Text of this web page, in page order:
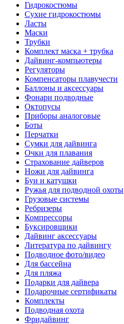
Гидрокостюмы
Сухие гидрокостюмы
Ласты
Маски
Трубки
Комплект маска + трубка
Дайвинг-компьютеры
Регуляторы
Компенсаторы плавучести
Баллоны и аксессуары
Фонари подводные
Октопусы
Приборы аналоговые
Боты
Перчатки
Сумки для дайвинга
Очки для плавания
Страхование дайверов
Ножи для дайвинга
Буи и катушки
Ружья для подводной охоты
Грузовые системы
Ребризеры
Компрессоры
Буксировщики
Дайвинг аксессуары
Литература по дайвингу
Подводное фото/видео
Для бассейна
Для пляжа
Подарки для дайвера
Подарочные сертификаты
Комплекты
Подводная охота
Фридайвинг